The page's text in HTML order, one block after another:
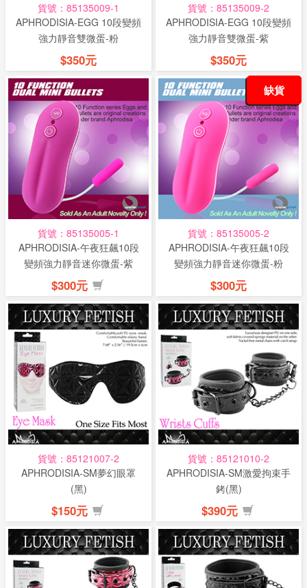
貨號：85135009-1
APHRODISIA-EGG 10段變頻
強力靜音雙微蛋-粉
$350元
貨號：85135009-2
APHRODISIA-EGG 10段變頻
強力靜音雙微蛋-紫
$350元
貨號：85135005-1
APHRODISIA-午夜狂飆10段
變頻強力靜音迷你微蛋-紫
$300元
貨號：85135005-2
APHRODISIA-午夜狂飆10段
變頻強力靜音迷你微蛋-粉
$300元
缺貨
貨號：85121007-2
APHRODISIA-SM夢幻眼罩
(黑)
$150元
貨號：85121010-2
APHRODISIA-SM激愛拘束手
銬(黑)
$390元